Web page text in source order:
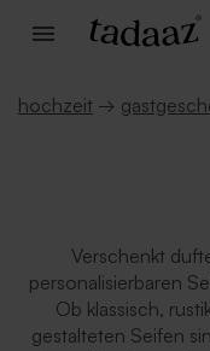
hochzeit →
Verschenkt
personalisierbaren
Ob klassisch,
gestalteten Seifen